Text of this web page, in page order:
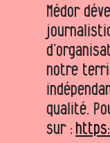
Médor
notre
qualité.
sur :